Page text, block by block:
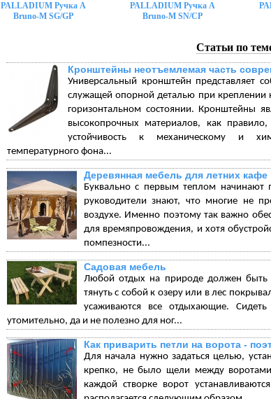
PALLADIUM Ручка A
Bruno-M SG/GP
PALLADIUM Ручка A
Bruno-M SN/CP
Статьи по
Кронштейны неотъемлемая часть
Универсальный кронштейн представляет
служащей опорной деталью при креплении
горизонтальном состоянии. Кронштейны
высокопрочных материалов, как
устойчивость к механическому и
температурного фона...
Деревянная мебель для летних кафе
Буквально с первым теплом начинают
руководители знают, что многие не
воздухе. Именно поэтому так важно
для времяпровождения, и хотя
помпезности...
Садовая мебель
Любой отдых на природе должен
тянуть с собой к озеру или в лес
усаживаются все отдыхающие.
утомительно, да и не полезно для ног...
Как приварить петли на ворота -
Для начала нужно задаться целью,
крепко, не было щели между
каждой створке ворот